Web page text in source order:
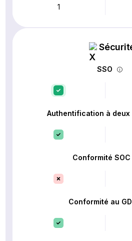
1
SSO
Authentification à
Conformité SOC
Conformité au